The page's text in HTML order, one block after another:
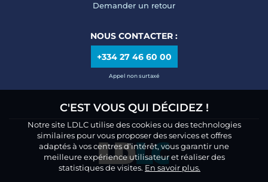
Demander un retour
NOUS CONTACTER :
+334 27 46 60 00
Appel non surtaxé
C'EST VOUS QUI DÉCIDEZ !
Notre site LDLC utilise des cookies ou des technologies
similaires pour vous proposer des services et offres
adaptés à vos centres d’intérêt, vous garantir une
meilleure expérience utilisateur et réaliser des
statistiques de visites. En savoir plus.